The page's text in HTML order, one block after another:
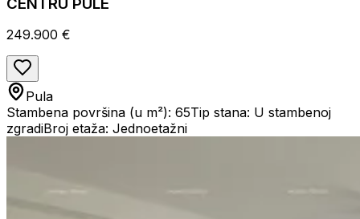
CENTRU PULE
249.900 €
Pula
Stambena površina (u m²): 65Tip stana: U stambenoj
zgradiBroj etaža: Jednoetažni